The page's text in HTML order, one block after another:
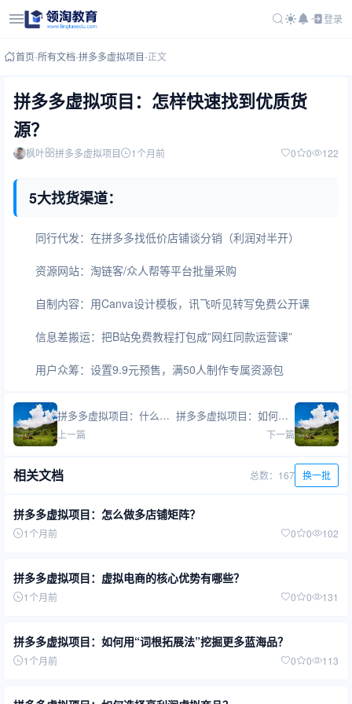
登录
首页-所有文档-拼多多虚拟项目-正文
拼多多虚拟项目：怎样快速找到优质货
源？
枫叶 拼多多虚拟项目 1个月前 0 0 122
5大找货渠道：
同行代发：在拼多多找低价店铺谈分销（利润对半开）
资源网站：淘链客/众人帮等平台批量采购
自制内容：用Canva设计模板，讯飞听见转写免费公开课
信息差搬运：把B站免费教程打包成”网红同款运营课”
用户众筹：设置9.9元预售，满50人制作专属资源包
拼多多虚拟项目：什么是虚拟产品？和实体产品的区别在哪里？
上一篇
拼多多虚拟项目：如何选择高利润虚拟商品？
下一篇
相关文档 总数：167 换一批
拼多多虚拟项目：怎么做多店铺矩阵？
1个月前 0 0 102
拼多多虚拟项目：虚拟电商的核心优势有哪些？
1个月前 0 0 131
拼多多虚拟项目：如何用“词根拓展法”挖掘更多蓝海品？
1个月前 0 0 113